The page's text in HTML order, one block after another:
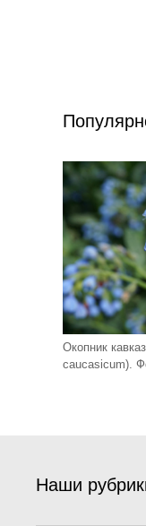
Окопник
caucasicum).
Наши